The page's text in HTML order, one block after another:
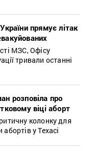
прямує літак
МЗС, Офісу
тривали останні
розповіла про
віці аборт
колонку для
у Техасі